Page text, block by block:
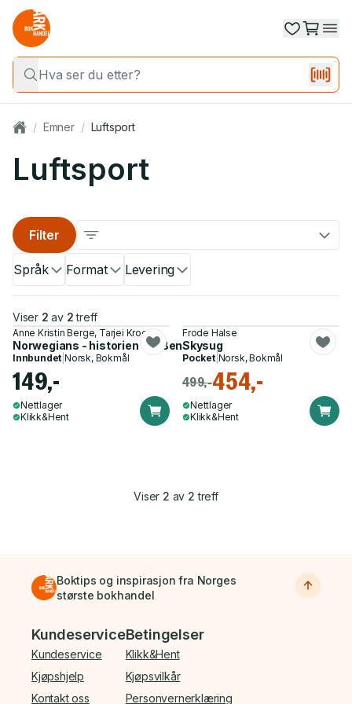
/ Emner / Luftsport
Luftsport
Språk Format Levering
Filter
Viser 2 av 2 treff
Anne Kristin Berge, Tarjei Krogh
Norwegians - historien om Bent
Innbundet |Norsk, Bokmål
149,-
Nettlager
Klikk&Hent
Frode Halse
Skysug
Pocket| Norsk, Bokmål
499,-454,-
Nettlager
Klikk&Hent
Viser 2 av 2 treff
Boktips og inspirasjon fra Norges
største bokhandel
Bunnmeny
Kundeservice
Kundeservice
Kjøpshjelp
Kontakt oss
Betingelser
Klikk&Hent
Kjøpsvilkår
Personvernerklæring